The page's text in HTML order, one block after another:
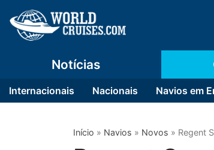
Notícias
Internacionais Nacionais Navios em
Início » Navios » Novos » Regent